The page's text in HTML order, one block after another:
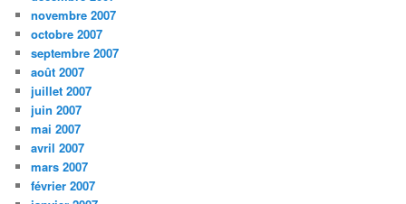
novembre 2007
octobre 2007
septembre 2007
août 2007
juillet 2007
juin 2007
mai 2007
avril 2007
mars 2007
février 2007